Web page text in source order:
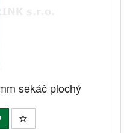
sekáč plochý